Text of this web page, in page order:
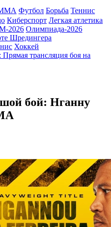
Футбол Борьба Теннис
Киберспорт Легкая атлетика
2026 Олимпиада-2026
Шредингера
Хоккей
трансляция боя на
бой: Нганну